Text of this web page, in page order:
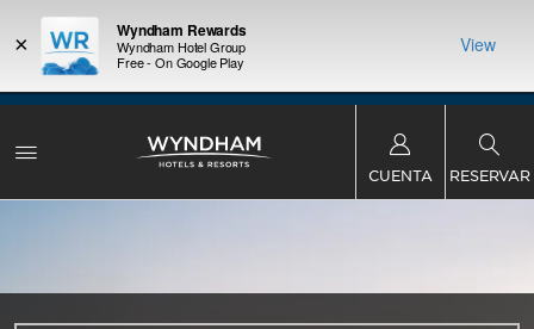
total.
dos noches GRATIS en más de mil hoteles de
Wyndham en todo el mundo.
puntos
×
Wyndham Rewards
Wyndham Hotel Group
Free - On Google Play
View
CUENTA RESERVAR